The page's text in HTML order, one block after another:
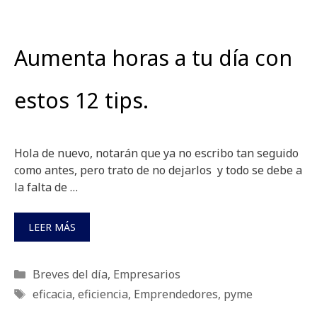
Aumenta horas a tu día con
estos 12 tips.
Hola de nuevo, notarán que ya no escribo tan seguido
como antes, pero trato de no dejarlos y todo se debe a
la falta de …
LEER MÁS
Categorías
Breves del día, Empresarios
Etiquetas
eficacia, eficiencia, Emprendedores, pyme